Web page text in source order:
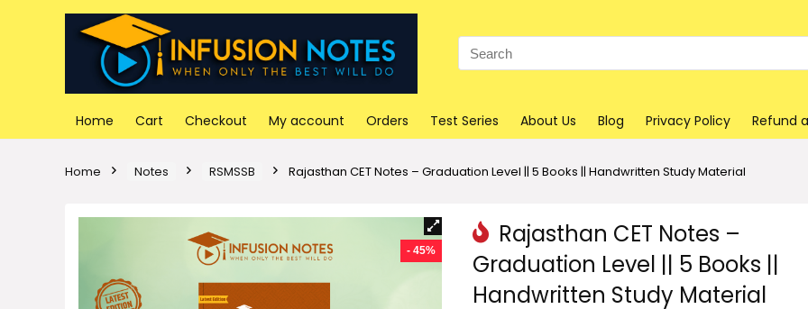
Search
for:
Home Cart Checkout My account Orders Test Series About Us Blog Privacy Policy Refund
Home Notes RSMSSB Rajasthan CET Notes – Graduation Level || 5 Books || Handwritten Study Material
- 45%
Rajasthan CET Notes –
Graduation Level || 5 Books ||
Handwritten Study Material